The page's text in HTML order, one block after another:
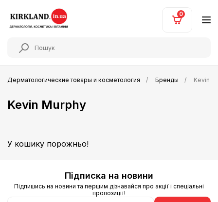
0
Дерматологические товары и косметология Бренды Kevin
Kevin Murphy
У кошику порожньо!
Підписка на новини
Підпишись на новини та першим дізнавайся про акції і спеціальні
пропозиції!